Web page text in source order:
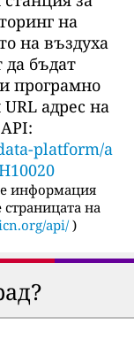
на
на въздуха
да бъдат
програмно
адрес на
API:
platform/a
информация
страницата на
api/ )